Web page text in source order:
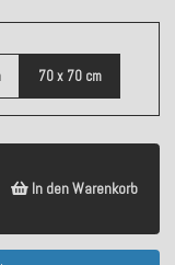
70 x 70 cm
In den Warenkorb